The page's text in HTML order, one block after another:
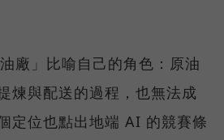
廠」比喻自己的角色：原油
煉與配送的過程，也無法成
定位也點出地端 AI 的競賽條